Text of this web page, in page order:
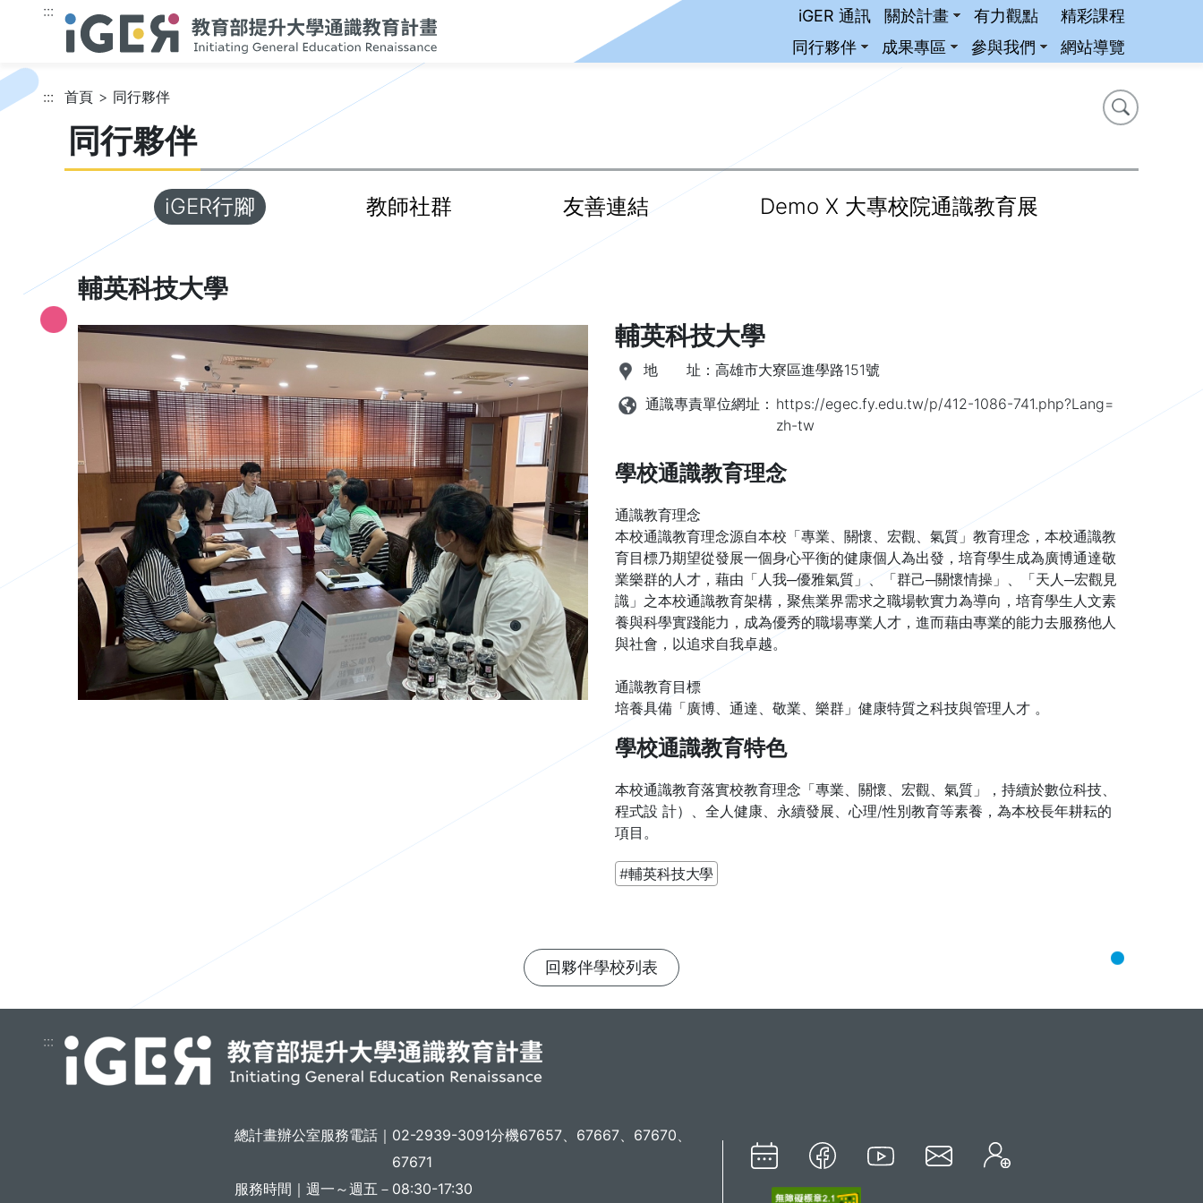
跳到主要內容
::: iGER 通訊 關於計畫 有力觀點
精彩課程
同行夥伴
成果專區 參與我們 網站導覽
::: 首頁
同行夥伴
搜尋
搜尋
同行夥伴
iGER行腳 教師社群 友善連結 Demo X 大專校院通識教育展
輔英科技大學
輔英科技大學
地 址： 高雄市大寮區進學路151號
通識專責單位網址： https://egec.fy.edu.tw/p/412-1086-741.php?Lang=
zh-tw
學校通識教育理念
通識教育理念
本校通識教育理念源自本校「專業、關懷、宏觀、氣質」教育理念，本校通識教
育目標乃期望從發展一個身心平衡的健康個人為出發，培育學生成為廣博通達敬
業樂群的人才，藉由「人我─優雅氣質」、「群己─關懷情操」、「天人─宏觀見
識」之本校通識教育架構，聚焦業界需求之職場軟實力為導向，培育學生人文素
養與科學實踐能力，成為優秀的職場專業人才，進而藉由專業的能力去服務他人
與社會，以追求自我卓越。
通識教育目標
培養具備「廣博、通達、敬業、樂群」健康特質之科技與管理人才 。
學校通識教育特色
本校通識教育落實校教育理念「專業、關懷、宏觀、氣質」，持續於數位科技、
程式設 計）、全人健康、永續發展、心理/性別教育等素養，為本校長年耕耘的
項目。
#輔英科技大學
回夥伴學校列表
:::
總計畫辦公室服務電話｜ 02-2939-3091分機67657、67667、67670、
67671
服務時間｜ 週一～週五－08:30-17:30